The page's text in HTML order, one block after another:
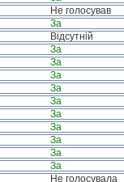
Не голосував
За
Відсутній
За
За
За
За
За
За
За
За
За
За
Не голосувала